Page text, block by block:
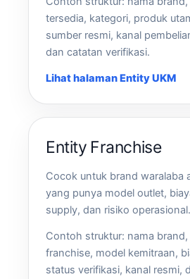
tersedia, kategori, produk
sumber resmi, kanal
dan catatan verifikasi.
Lihat halaman Entity UKM
Entity Franchise
Cocok untuk brand waralaba
yang punya model outlet,
supply, dan risiko operasional.
Contoh struktur: nama
franchise, model kemitraan,
status verifikasi, kanal resmi,